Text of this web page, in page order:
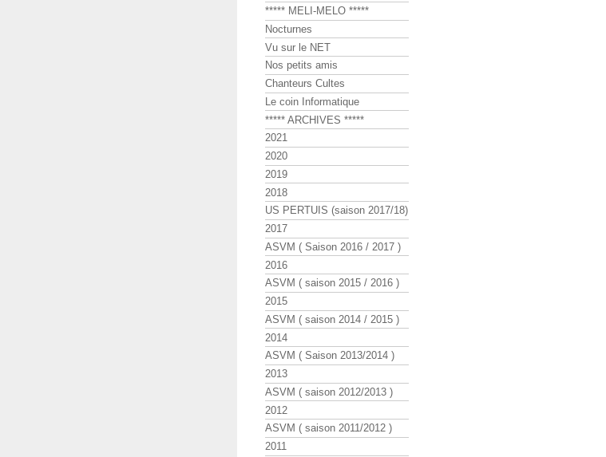
***** MELI-MELO *****
Nocturnes
Vu sur le NET
Nos petits amis
Chanteurs Cultes
Le coin Informatique
***** ARCHIVES *****
2021
2020
2019
2018
US PERTUIS (saison 2017/18)
2017
ASVM ( Saison 2016 / 2017 )
2016
ASVM ( saison 2015 / 2016 )
2015
ASVM ( saison 2014 / 2015 )
2014
ASVM ( Saison 2013/2014 )
2013
ASVM ( saison 2012/2013 )
2012
ASVM ( saison 2011/2012 )
2011